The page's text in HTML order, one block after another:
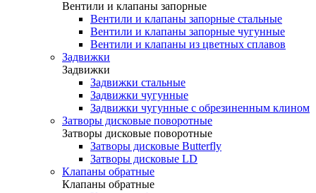
Вентили и клапаны запорные
Вентили и клапаны запорные стальные
Вентили и клапаны запорные чугунные
Вентили и клапаны из цветных сплавов
Задвижки
Задвижки
Задвижки стальные
Задвижки чугунные
Задвижки чугунные с обрезиненным клином
Затворы дисковые поворотные
Затворы дисковые поворотные
Затворы дисковые Butterfly
Затворы дисковые LD
Клапаны обратные
Клапаны обратные